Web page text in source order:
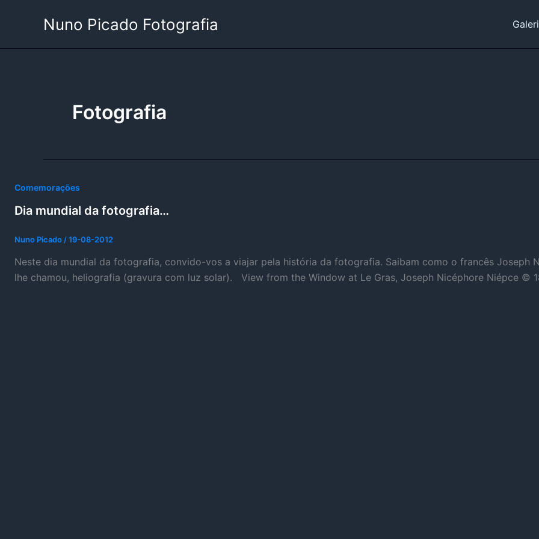
Nuno Picado Fotografia
Fotografia
Comemorações
Dia mundial da fotografia…
Nuno Picado /19-08-2012
Neste dia mundial da fotografia, convido-vos a viajar pela história da fotografia. Saibam como o francês Joseph
lhe chamou, heliografia (gravura com luz solar). View from the Window at Le Gras, Joseph Nicéphore Niépce ©